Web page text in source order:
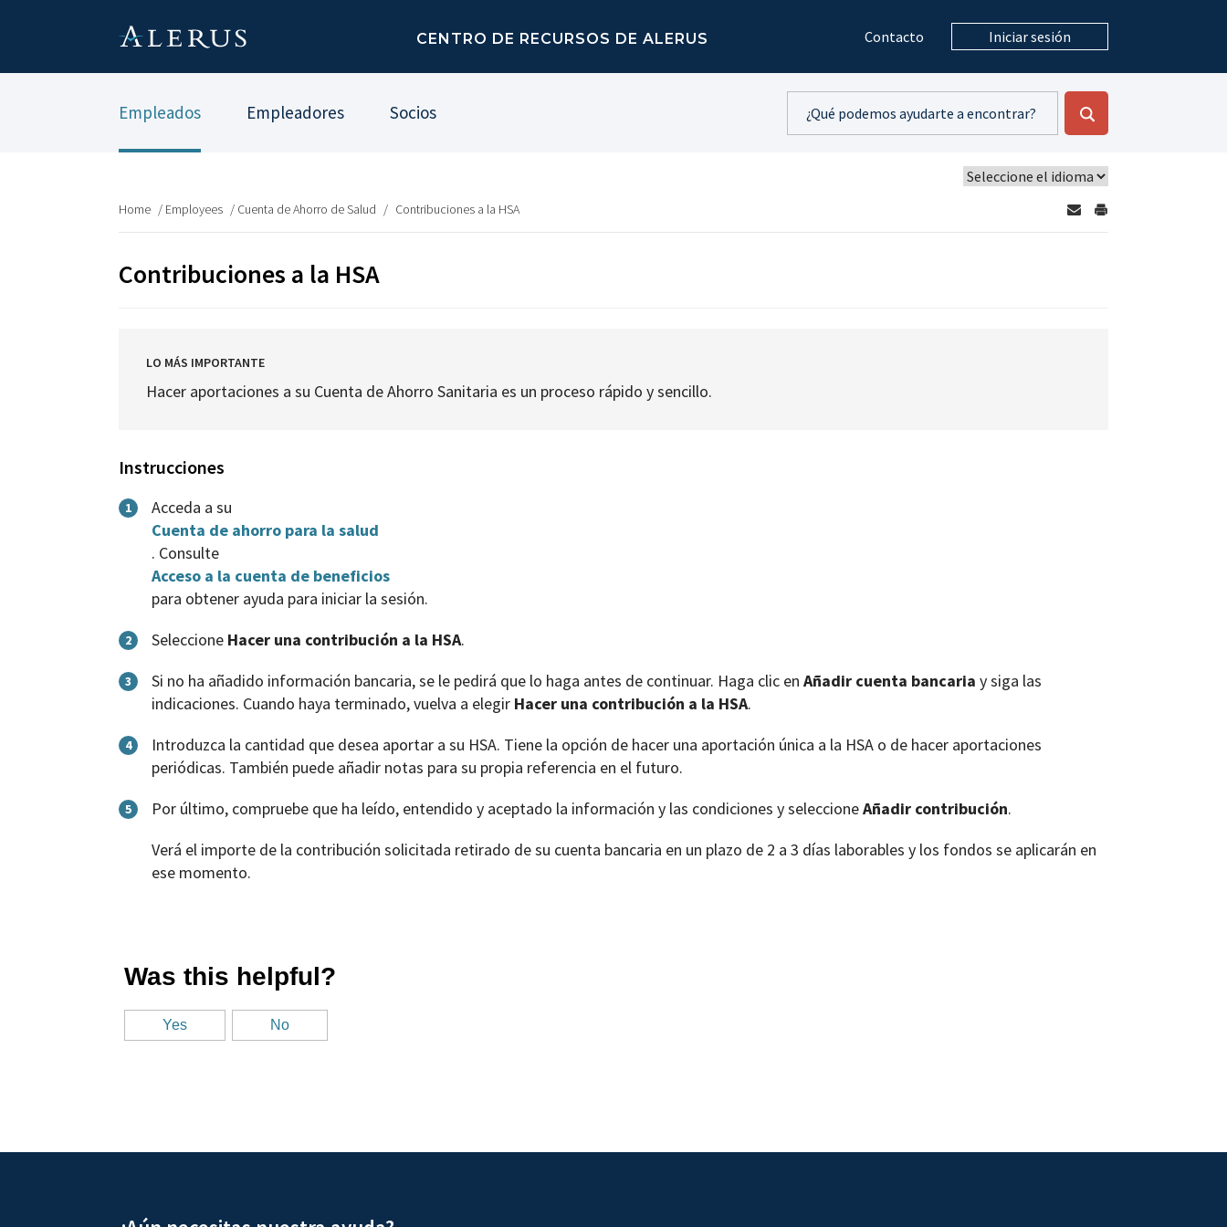
CENTRO DE RECURSOS DE ALERUS Contacto Iniciar sesión
Empleados Empleadores Socios
Home / Employees / Cuenta de Ahorro de Salud / Contribuciones a la HSA
Contribuciones a la HSA
LO MÁS IMPORTANTE
Hacer aportaciones a su Cuenta de Ahorro Sanitaria es un proceso rápido y sencillo.
Instrucciones
1
Acceda a su
Cuenta de ahorro para la salud
. Consulte
Acceso a la cuenta de beneficios
para obtener ayuda para iniciar la sesión.
2 Seleccione Hacer una contribución a la HSA.
3 Si no ha añadido información bancaria, se le pedirá que lo haga antes de continuar. Haga clic en Añadir cuenta bancaria y siga las
indicaciones. Cuando haya terminado, vuelva a elegir Hacer una contribución a la HSA.
4
Introduzca la cantidad que desea aportar a su HSA. Tiene la opción de hacer una aportación única a la HSA o de hacer aportaciones
periódicas. También puede añadir notas para su propia referencia en el futuro.
5 Por último, compruebe que ha leído, entendido y aceptado la información y las condiciones y seleccioneAñadir contribución.
Verá el importe de la contribución solicitada retirado de su cuenta bancaria en un plazo de 2 a 3 días laborables y los fondos se aplicarán en
ese momento.